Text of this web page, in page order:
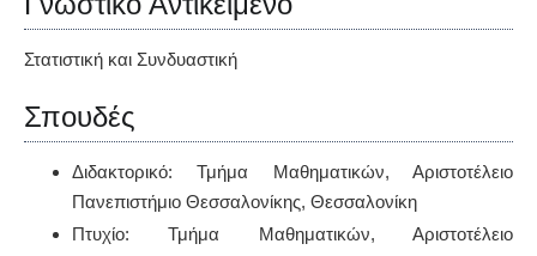
Στατιστική και Συνδυαστική
Σπουδές
Διδακτορικό: Τμήμα Μαθηματικών, Αριστοτέλειο
Πανεπιστήμιο Θεσσαλονίκης, Θεσσαλονίκη
Πτυχίο: Τμήμα Μαθηματικών, Αριστοτέλειο